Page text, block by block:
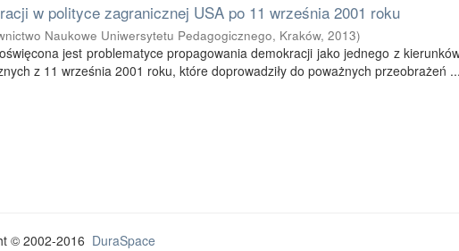
w polityce zagranicznej USA po 11 września 2001 roku
Naukowe Uniwersytetu Pedagogicznego, Kraków, 2013)
jest problematyce propagowania demokracji jako jednego z
z 11 września 2001 roku, które doprowadziły do poważnych przeobrażeń ...
© 2002-2016 DuraSpace